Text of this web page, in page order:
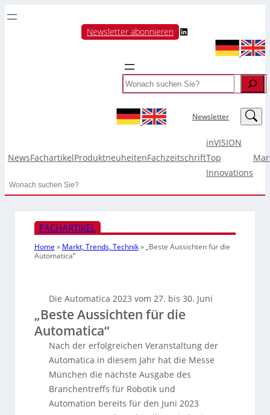
Newsletter abonnieren LinkedIn
Search
Newsletter LinkedIn
NewsFachartikelProduktneuheitenFachzeitschrift
inVISION
Top
Innovations
Search
FACHARTIKEL
Home » Markt, Trends, Technik»„Beste Aussichten für die
Automatica“
Die Automatica 2023 vom 27. bis 30. Juni
„Beste Aussichten für die
Automatica“
Nach der erfolgreichen Veranstaltung der
Automatica in diesem Jahr hat die Messe
München die nächste Ausgabe des
Branchentreffs für Robotik und
Automation bereits für den Juni 2023